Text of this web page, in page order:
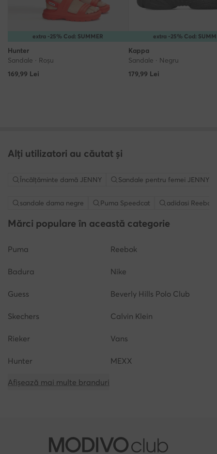
extra -25% Cod: SUMMER
Hunter
Sandale · Roșu
169,99 Lei
extra -25% Cod:
Kappa
Sandale · Negru
179,99 Lei
Alți utilizatori au căutat și
Încălțăminte damă JENNY Sandale pentru femei JENNY
sandale dama negre Puma Speedcat adidasi Reebok
Mărci populare în această categorie
Puma Reebok
Badura Nike
Guess Beverly Hills Polo Club
Skechers Calvin Klein
Rieker Vans
Hunter MEXX
Afișează mai multe branduri